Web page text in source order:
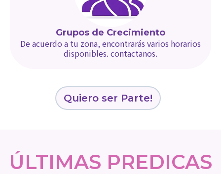
Grupos de Crecimiento
De acuerdo a tu zona, encontrarás varios horarios
disponibles. contactanos.
Quiero ser Parte!
ÚLTIMAS PREDICAS